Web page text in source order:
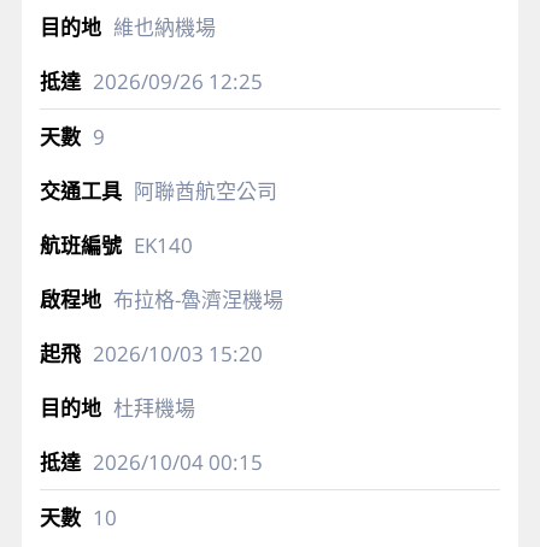
維也納機場
2026/09/26 12:25
9
阿聯酋航空公司
EK140
布拉格-魯濟涅機場
2026/10/03 15:20
杜拜機場
2026/10/0400:15
10